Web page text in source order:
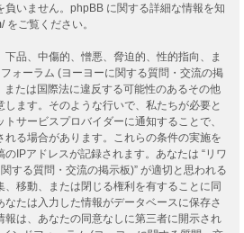
負いません。phpBB に関する詳細な情報を知
をご覧ください。
品、中傷的、憎悪、脅迫的、性的指向、ま
ォーラム (ヨーヨーに関する質問・交流の掲
または国際法に違反する可能性のあるその他
ます。そのような行いで、私たちが必要と
サービスプロバイダーに通知することで、
れる場合があります。これらの条件の実施を
IPアドレスが記録されます。あなたは “リワ
する質問・交流の掲示板)” が適切と思われる
、移動、または閉じる権利を有することに同
たは入力した情報がデータベースに保存さ
報は、あなたの同意なしに第三者に開示され